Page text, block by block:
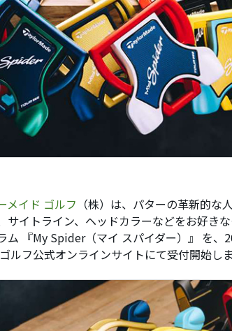
メイド ゴルフ （株）は、パターの革新的な
サイトライン、ヘッドカラーなどをお好き
ム 『My Spider（マイ スパイダー）』 を、
ルフ公式オンラインサイトにて受付開始しま